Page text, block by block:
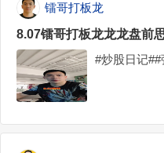
镭哥打板龙
8.07镭哥打板龙龙龙盘前
#炒股日记